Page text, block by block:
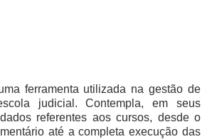
ferramenta utilizada na gestão de
judicial. Contempla, em seus
referentes aos cursos, desde o
até a completa execução das